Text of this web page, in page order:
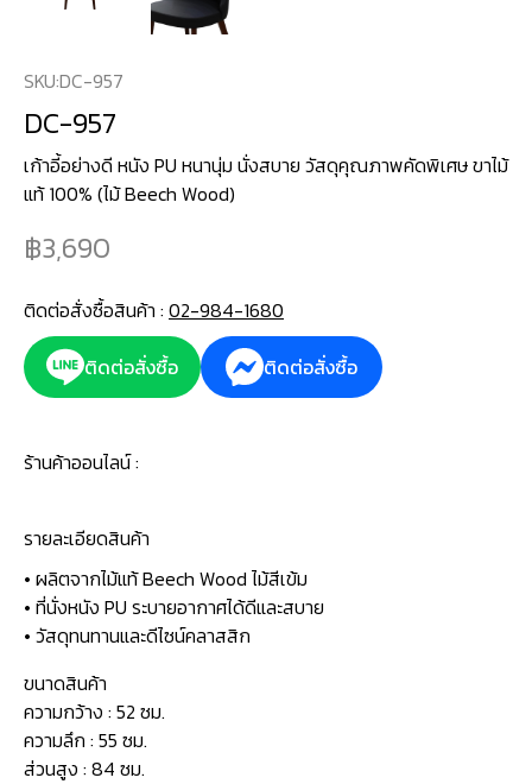
SKU:DC-957
DC-957
เก้าอี้อย่างดี หนัง PU หนานุ่ม นั่งสบาย วัสดุคุณภาพคัดพิเศษ ขาไม้
แท้ 100% (ไม้ Beech Wood)
3,690
ติดต่อสั่งซื้อสินค้า : 02-984-1680
ติดต่อสั่งซื้อ
ติดต่อสั่งซื้อ
ร้านค้าออนไลน์ :
รายละเอียดสินค้า
• ผลิตจากไม้แท้ Beech Wood ไม้สีเข้ม
• ที่นั่งหนัง PU ระบายอากาศได้ดีและสบาย
• วัสดุทนทานและดีไซน์คลาสสิก
ขนาดสินค้า
ความกว้าง : 52 ซม.
ความลึก : 55 ซม.
ส่วนสูง : 84 ซม.